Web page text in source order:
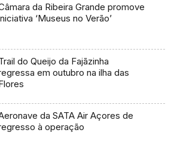
da Ribeira Grande promove
‘Museus no Verão’
do Queijo da Fajãzinha
em outubro na ilha das
da SATA Air Açores de
à operação